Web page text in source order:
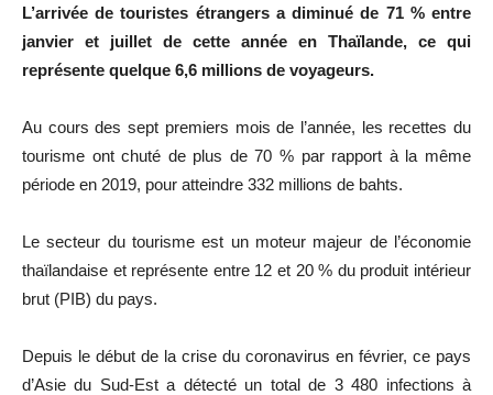
L’arrivée de touristes étrangers a diminué de 71 % entre
janvier et juillet de cette année en Thaïlande, ce qui
représente quelque 6,6 millions de voyageurs.
Au cours des sept premiers mois de l’année, les recettes du
tourisme ont chuté de plus de 70 % par rapport à la même
période en 2019, pour atteindre 332 millions de bahts.
Le secteur du tourisme est un moteur majeur de l’économie
thaïlandaise et représente entre 12 et 20 % du produit intérieur
brut (PIB) du pays.
Depuis le début de la crise du coronavirus en février, ce pays
d’Asie du Sud-Est a détecté un total de 3 480 infections à